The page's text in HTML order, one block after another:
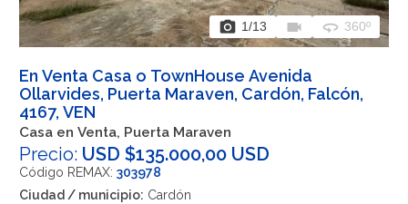
photo_camera 1/13 videocam 360 360º
En Venta Casa o TownHouse Avenida
Ollarvides, Puerta Maraven, Cardón, Falcón,
4167, VEN
Casa en Venta, Puerta Maraven
Precio: USD $135.000,00 USD
Código REMAX: 303978
Ciudad / municipio: Cardón